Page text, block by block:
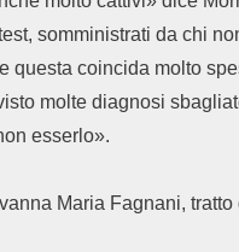
somministrati da chi
questa coincida molto
molte diagnosi
esserlo».
Maria Fagnani,